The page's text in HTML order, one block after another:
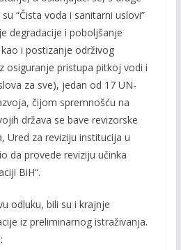
“Čista voda i sanitarni uslovi”
degradacije i poboljšanje
i postizanje održivog
osiguranje pristupa pitkoj vodi i
za sve), jedan od 17 UN-
čijom spremnošću na
država se bave revizorske
Ured za reviziju institucija u
da provede reviziju učinka
BiH“.
odluku, bili su i krajnje
iz preliminarnog istraživanja.